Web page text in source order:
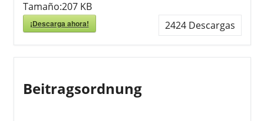
Tamaño:207 KB
¡Descarga ahora! 2424Descargas
Beitragsordnung